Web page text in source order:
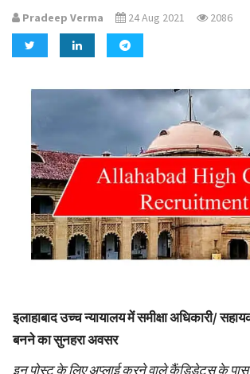
Pradeep Verma 24 Aug 2021 2086
इलाहाबाद उच्च न्यायालय में समीक्षा अधिकारी/
बनने का सुनहरा अवसर
इन पोस्ट के लिए अप्लाई करने वाले कैंडिडेट्स के